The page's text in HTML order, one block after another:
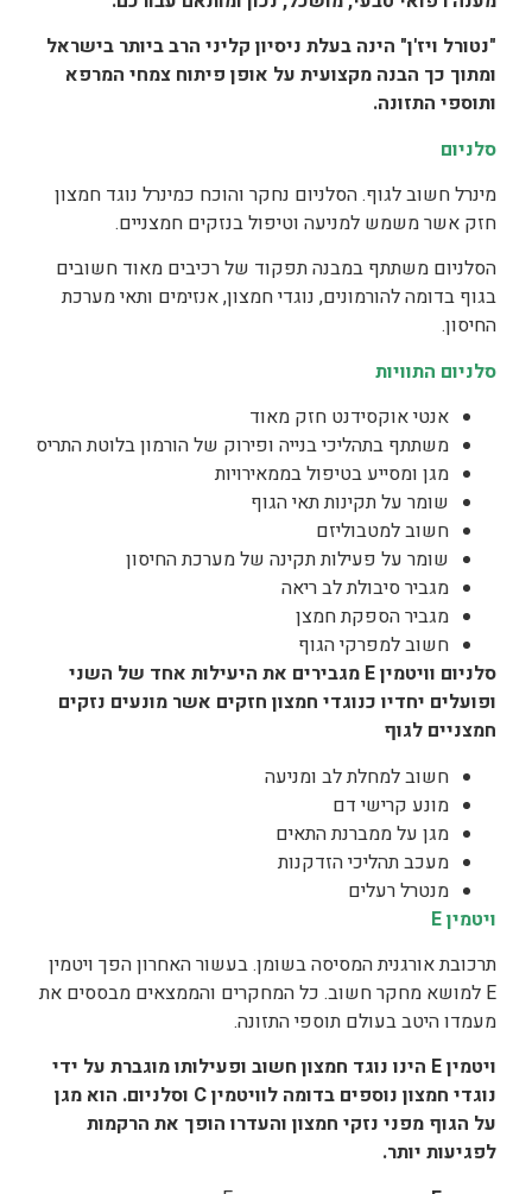
"נטורל ויז'ן" הינה בעלת ניסיון קליני הרב ביותר בישראל
ומתוך כך הבנה מקצועית על אופן פיתוח צמחי המרפא
ותוספי התזונה.
סלניום
מינרל חשוב לגוף. הסלניום נחקר והוכח כמינרל נוגד חמצון
חזק אשר משמש למניעה וטיפול בנזקים חמצניים.
הסלניום משתתף במבנה תפקוד של רכיבים מאוד חשובים
בגוף בדומה להורמונים, נוגדי חמצון, אנזימים ותאי מערכת
החיסון.
סלניום התוויות
אנטי אוקסידנט חזק מאוד
משתתף בתהליכי בנייה ופירוק של הורמון בלוטת התריס
מגן ומסייע בטיפול בממאירויות
שומר על תקינות תאי הגוף
חשוב למטבוליזם
שומר על פעילות תקינה של מערכת החיסון
מגביר סיבולת לב ריאה
מגביר הספקת חמצן
חשוב למפרקי הגוף
סלניום וויטמיןE מגבירים את היעילות אחד של השני
ופועלים יחדיו כנוגדי חמצון חזקים אשר מונעים נזקים
חמצניים לגוף
חשוב למחלת לב ומניעה
מונע קרישי דם
מגן על ממברנת התאים
מעכב תהליכי הזדקנות
מנטרל רעלים
ויטמיןE
תרכובת אורגנית המסיסה בשומן. בעשור האחרון הפך ויטמין
E למושא מחקר חשוב. כל המחקרים והממצאים מבססים את
מעמדו היטב בעולם תוספי התזונה.
ויטמיןE הינו נוגד חמצון חשוב ופעילותו מוגברת על ידי
נוגדי חמצון נוספים בדומה לוויטמיןC וסלניום. הוא מגן
על הגוף מפני נזקי חמצון והעדרו הופך את הרקמות
לפגיעות יותר.